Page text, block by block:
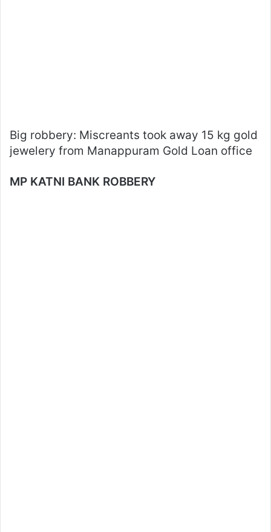
Big robbery: Miscreants took away 15 kg gold
jewelery from Manappuram Gold Loan office
MP KATNI BANK ROBBERY